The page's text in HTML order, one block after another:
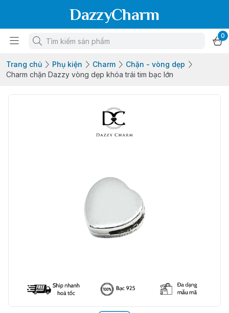
DazzyCharm
0
Trang chủ Phụ kiện Charm
Chặn - vòng dẹp
Charm chặn Dazzy vòng dẹp khóa trái tim bạc lớn